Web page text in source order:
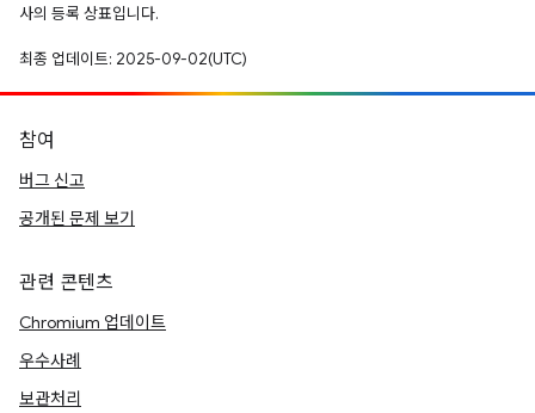
사의 등록 상표입니다.
최종 업데이트: 2025-09-02(UTC)
참여
버그 신고
공개된 문제 보기
관련 콘텐츠
Chromium 업데이트
우수사례
보관처리